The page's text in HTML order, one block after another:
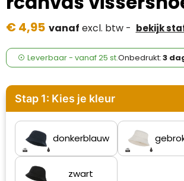
Fresh 'n Rebel
GolfOriginals
James Harvest
Kingcap
Mepal
Moleskine
€ 4,95 vanaf excl. btw - bekijk
Leverbaar- vanaf25 st.Onbedrukt:3
Stap 1: Kies je kleur
donkerblauw
zwart